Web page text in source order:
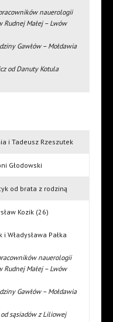
nauerologii
Rudnej Małej – Lwów
Gawłów – Mołdawia
od Danuty Kotula
Tadeusz Rzeszutek
Głodowski
od brata z rodziną
Kozik (26)
Pałka
nauerologii
Rudnej Małej – Lwów
Gawłów – Mołdawia
sąsiadów z Liliowej